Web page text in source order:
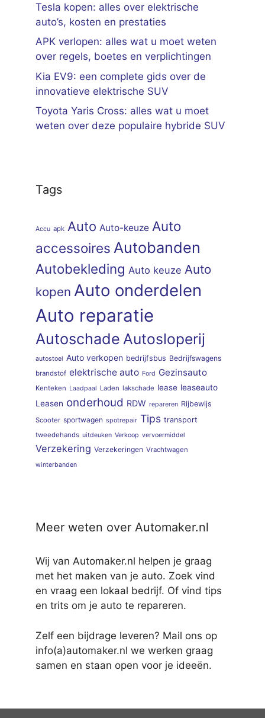
Tesla kopen: alles over elektrische
auto’s, kosten en prestaties
APK verlopen: alles wat u moet weten
over regels, boetes en verplichtingen
Kia EV9: een complete gids over de
innovatieve elektrische SUV
Toyota Yaris Cross: alles wat u moet
weten over deze populaire hybride SUV
Tags
Accu apk Auto Auto-keuze Auto
accessoires Autobanden
Autobekleding Auto keuze Auto
kopen Auto onderdelen
Auto reparatie
Autoschade Autosloperij
autostoel Auto verkopen bedrijfsbus Bedrijfswagens
brandstof elektrische auto Ford Gezinsauto
Kenteken Laadpaal Laden lakschade lease leaseauto
Leasen onderhoud RDW repareren Rijbewijs
Scooter sportwagen spotrepair Tips transport
tweedehands uitdeuken Verkoop vervoermiddel
Verzekering Verzekeringen Vrachtwagen
winterbanden
Meer weten over Automaker.nl
Wij van Automaker.nl helpen je graag
met het maken van je auto. Zoek vind
en vraag een lokaal bedrijf. Of vind tips
en trits om je auto te repareren.
Zelf een bijdrage leveren? Mail ons op
info(a)automaker.nl we werken graag
samen en staan open voor je ideeën.